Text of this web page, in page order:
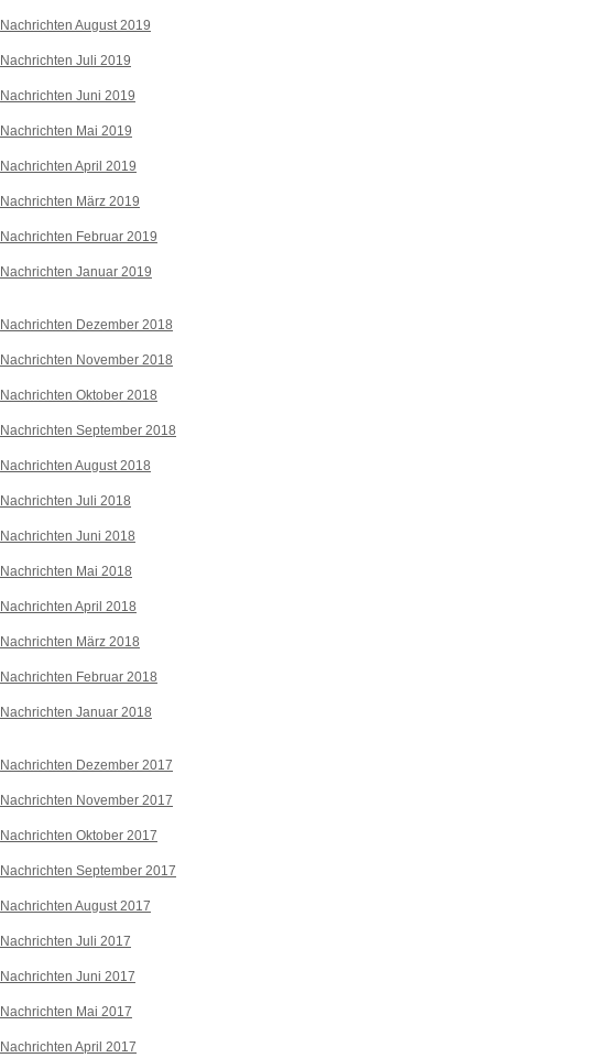
Nachrichten August 2019
Nachrichten Juli 2019
Nachrichten Juni 2019
Nachrichten Mai 2019
Nachrichten April 2019
Nachrichten März 2019
Nachrichten Februar 2019
Nachrichten Januar 2019
Nachrichten Dezember 2018
Nachrichten November 2018
Nachrichten Oktober 2018
Nachrichten September 2018
Nachrichten August 2018
Nachrichten Juli 2018
Nachrichten Juni 2018
Nachrichten Mai 2018
Nachrichten April 2018
Nachrichten März 2018
Nachrichten Februar 2018
Nachrichten Januar 2018
Nachrichten Dezember 2017
Nachrichten November 2017
Nachrichten Oktober 2017
Nachrichten September 2017
Nachrichten August 2017
Nachrichten Juli 2017
Nachrichten Juni 2017
Nachrichten Mai 2017
Nachrichten April 2017